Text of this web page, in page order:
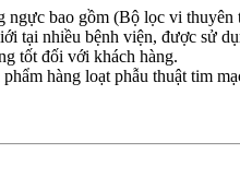
ngực bao gồm (Bộ lọc vi thuyên
tại nhiều bệnh viện, được sử
tốt đối với khách hàng.
hàng loạt phẫu thuật tim